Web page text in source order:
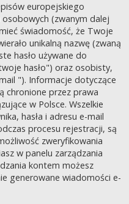
europejskiego
(zwanym dalej
świadomość, że Twoje
unikalną nazwę (zwaną
hasło używane do
hasło") oraz osobisty,
"). Informacje dotyczące
chronione przez prawa
w Polsce. Wszelkie
hasła i adresu e-mail
procesu rejestracji, są
zweryfikowania
w panelu zarządzania
kontem możesz
generowane wiadomości e-